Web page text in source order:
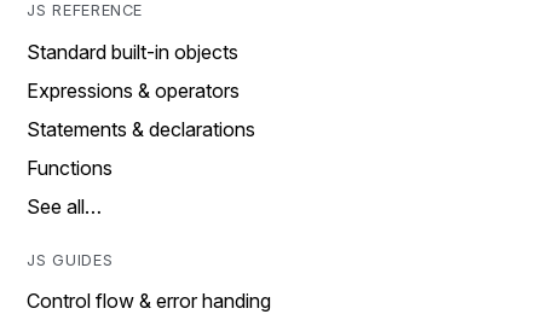
JS REFERENCE
Standard built-in objects
Expressions & operators
Statements & declarations
Functions
See all…
JS GUIDES
Control flow & error handing